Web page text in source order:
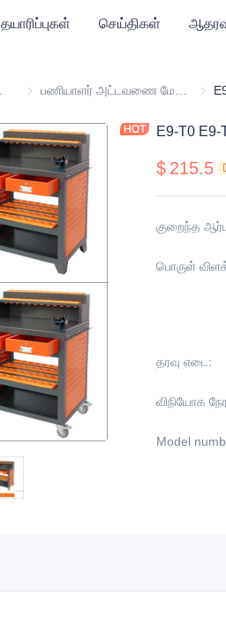
தயாரிப்புகள் செய்திகள்
சேமிப்பு கருவி தொகுப்பு தொடர்
E9-T0 E9-
$ 215.5
குறைந்த
பொருள்
தரவு எடை :
விநியோக
Model